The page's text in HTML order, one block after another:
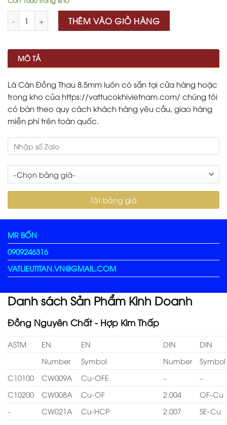
THÊM VÀO GIỎ HÀNG
MÔ TẢ
Lá Căn Đồng Thau 8.5mm luôn có sẵn tại cửa hàng hoặc
trong kho của https://vattucokhivietnam.com/ chúng tôi
có bán theo quy cách khách hàng yêu cầu, giao hàng
miễn phí trên toàn quốc.
MR BỐN
0909246316
VATLIEUTITAN.VN@GMAIL.COM
Danh sách Sản Phẩm Kinh Doanh
Đồng Nguyên Chất - Hợp Kim Thấp
ASTM EN EN DIN
DIN
Number
Symbol Number
Symbol
C10100
CW009A Cu-OFE –
–
C10200
CW008A Cu-OF 2.004
OF-Cu
–
CW021A Cu-HCP 2.007
SE-Cu